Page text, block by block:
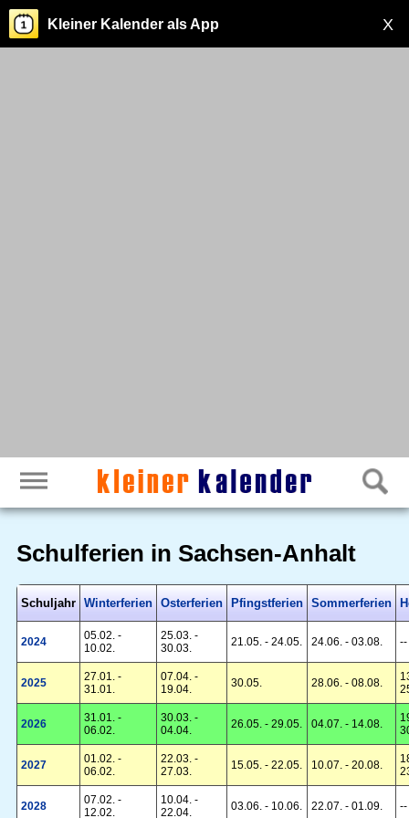
X
Kleiner Kalender als App
Schulferien in Sachsen-Anhalt
Schuljahr Winterferien Osterferien Pfingstferien Sommerferien
2024
05.02. -
10.02.
25.03. -
30.03.
21.05. - 24.05. 24.06. - 03.08. --
2025
27.01. -
31.01.
07.04. -
19.04.
30.05. 28.06. - 08.08.
2026
31.01. -
06.02.
30.03. -
04.04.
26.05. - 29.05. 04.07. - 14.08.
2027
01.02. -
06.02.
22.03. -
27.03.
15.05. - 22.05. 10.07. - 20.08.
2028
07.02. -
12.02.
10.04. -
22.04.
03.06. - 10.06. 22.07. - 01.09. --